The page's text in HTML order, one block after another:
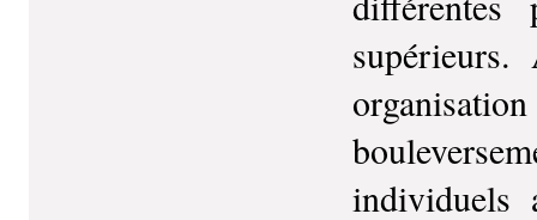
individuels